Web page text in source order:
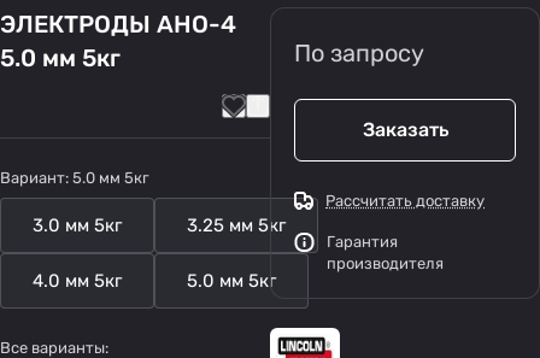
ЭЛЕКТРОДЫ АНО-4
5.0 мм 5кг
Вариант: 5.0 мм 5кг
3.0 мм 5кг 3.25 мм 5кг
4.0 мм 5кг 5.0 мм 5кг
Все варианты:
По запросу
Заказать
Рассчитать доставку
Гарантия
производителя